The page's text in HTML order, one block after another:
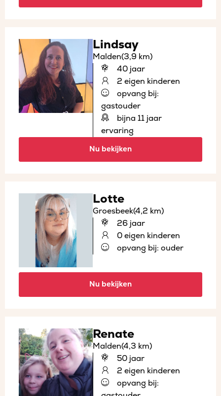
Lindsay
Malden(3,9 km)
40 jaar
2 eigen kinderen
opvang bij:
gastouder
bijna 11 jaar
ervaring
Nu bekijken
Lotte
Groesbeek(4,2 km)
26 jaar
0 eigen kinderen
opvang bij: ouder
Nu bekijken
Renate
Malden(4,3 km)
50 jaar
2 eigen kinderen
opvang bij: